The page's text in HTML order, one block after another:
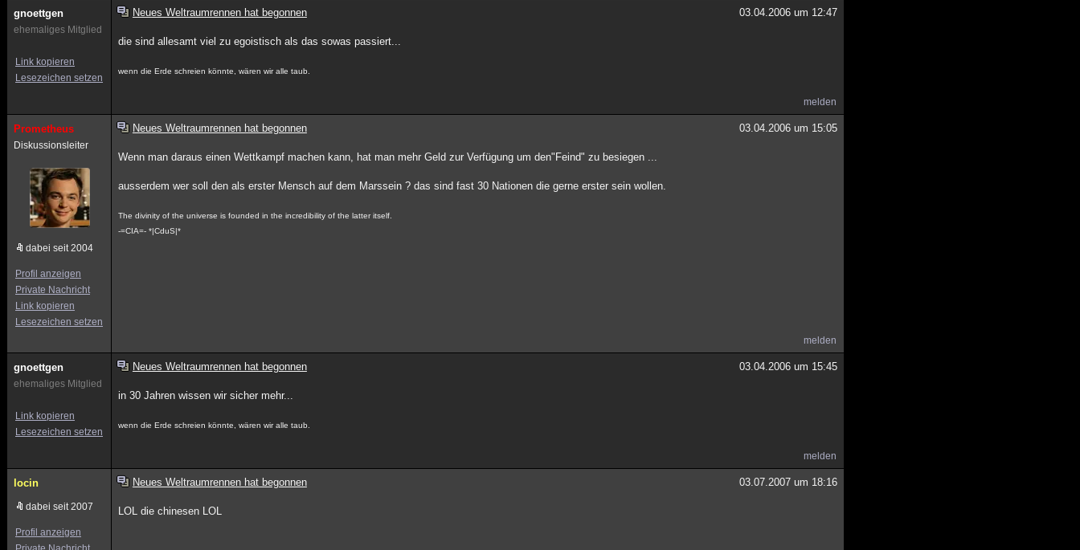
gnoettgen
ehemaliges Mitglied
Link kopieren
Lesezeichen setzen
Neues Weltraumrennen hat begonnen 03.04.2006 um 12:47
die sind allesamt viel zu egoistisch als das sowas passiert...
wenn die Erde schreien könnte, wären wir alle taub.
melden
Prometheus
Diskussionsleiter
dabei seit 2004
Profil anzeigen
Private Nachricht
Link kopieren
Lesezeichen setzen
Neues Weltraumrennen hat begonnen 03.04.2006 um 15:05
Wenn man daraus einen Wettkampf machen kann, hat man mehr Geld zur Verfügung um den"Feind" zu besiegen ...
ausserdem wer soll den als erster Mensch auf dem Marssein ? das sind fast 30 Nationen die gerne erster sein wollen.
The divinity of the universe is founded in the incredibility of the latter itself.
-=CIA=- *|CduS|*
melden
gnoettgen
ehemaliges Mitglied
Link kopieren
Lesezeichen setzen
Neues Weltraumrennen hat begonnen 03.04.2006 um 15:45
in 30 Jahren wissen wir sicher mehr...
wenn die Erde schreien könnte, wären wir alle taub.
melden
locin
dabei seit 2007
Profil anzeigen
Neues Weltraumrennen hat begonnen 03.07.2007 um 18:16
LOL die chinesen LOL